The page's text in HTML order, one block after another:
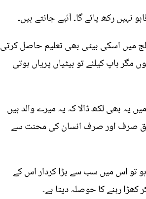
رکھ پائے گا۔ آئیے جانتے ہیں۔
میں اسکی بیٹی بھی تعلیم حاصل کرتی
مگر باپ کیلئے تو بیٹیاں پریاں ہوتی
یہ بھی لکھ ڈالا کہ یہ میرے والد ہیں
تعلق صرف اور صرف انسان کی محنت سے
ہو تو اس میں سب سے بڑا کردار اس کے
رہنے کا حوصلہ دیتا ہے۔